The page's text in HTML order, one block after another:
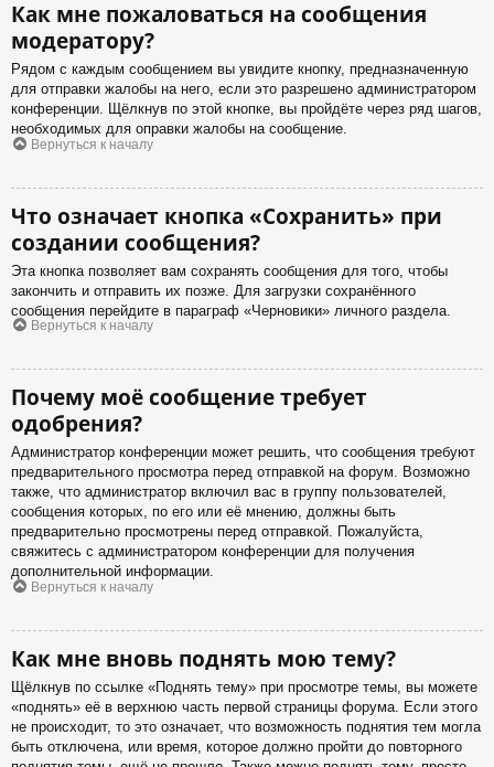
Как мне пожаловаться на сообщения
модератору?
Рядом с каждым сообщением вы увидите кнопку, предназначенную
для отправки жалобы на него, если это разрешено администратором
конференции. Щёлкнув по этой кнопке, вы пройдёте через ряд шагов,
необходимых для оправки жалобы на сообщение.
Вернуться к началу
Что означает кнопка «Сохранить» при
создании сообщения?
Эта кнопка позволяет вам сохранять сообщения для того, чтобы
закончить и отправить их позже. Для загрузки сохранённого
сообщения перейдите в параграф «Черновики» личного раздела.
Вернуться к началу
Почему моё сообщение требует
одобрения?
Администратор конференции может решить, что сообщения требуют
предварительного просмотра перед отправкой на форум. Возможно
также, что администратор включил вас в группу пользователей,
сообщения которых, по его или её мнению, должны быть
предварительно просмотрены перед отправкой. Пожалуйста,
свяжитесь с администратором конференции для получения
дополнительной информации.
Вернуться к началу
Как мне вновь поднять мою тему?
Щёлкнув по ссылке «Поднять тему» при просмотре темы, вы можете
«поднять» её в верхнюю часть первой страницы форума. Если этого
не происходит, то это означает, что возможность поднятия тем могла
быть отключена, или время, которое должно пройти до повторного